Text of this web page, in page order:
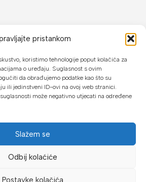
pristankom
koristimo tehnologije poput kolačića za
o uređaju. Suglasnost s ovim
da obrađujemo podatke kao što su
ili jedinstveni ID-ovi na ovoj web stranici.
može negativno utjecati na određene
Slažem se
Odbij kolaćiće
Postavke kolačića
platiti:
jednokratno ili do 24 rate
virmanom, internet bankarstvom
© 2026 Proalat.ba